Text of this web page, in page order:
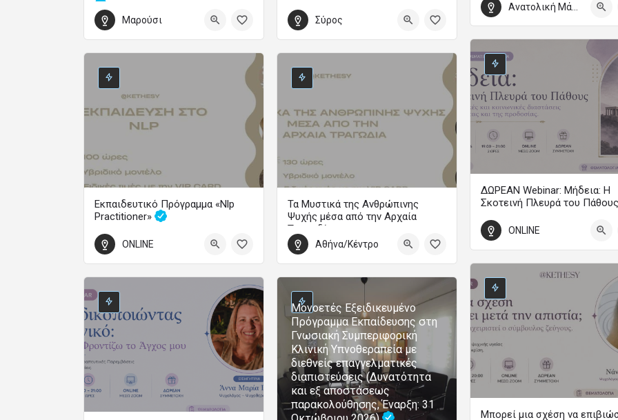
Οδήγησε την Αλλαγή και Επηρέασε το Μέλλον
30 Οκτωβρίου 2026 14:00 - 1 Νοεμβρίου 2026 19:00
Μαρούσι
1 Οκτωβρίου 2026 09:00 - 4 Οκτωβρίου 2026 22:00
Σύρος
ΔΩΡΕΑΝ Webinar: Μήδεια: Η
Σκοτεινή Πλευρά του
WEBINAR
18 Σεπτεμβρίου 2026 19:00 -
ONLINE
Εκπαιδευτικό Πρόγραμμα «Nlp
Practitioner»
600
ONLINE
Τα Μυστικά της Ανθρώπινης
Ψυχής μέσα από την Αρχαία
Τραγωδία
700
1 Οκτωβρίου 2026 00:00 - 31 Μαΐου 2027 00:00
Αθήνα/Κέντρο
Μπορεί μια σχέση να
Μονοετές Εξειδικευμένο
Πρόγραμμα Εκπαίδευσης στη
Γνωσιακή Συμπεριφορική
Κλινική Υπνοθεραπεία με
διεθνείς επαγγελματικές
διαπιστεύσεις (Δυνατότητα
και εξ αποστάσεως
παρακολούθησης, Έναρξη: 31